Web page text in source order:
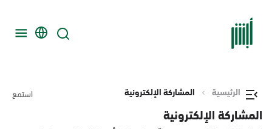
الرئيسية المشاركة الإلكترونية استمع
المشاركة الإلكترونية